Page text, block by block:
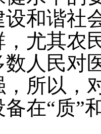
设和谐社
，尤其农
数人民对
，所以，
在“质”